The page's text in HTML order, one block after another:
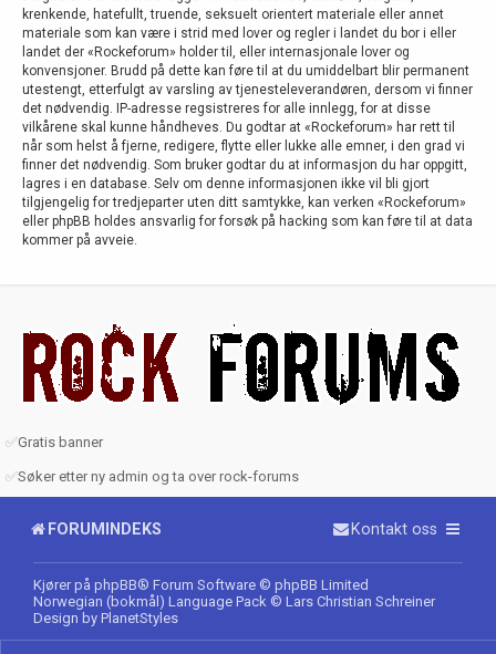
krenkende, hatefullt, truende, seksuelt orientert materiale eller annet
materiale som kan være i strid med lover og regler i landet du bor i eller
landet der «Rockeforum» holder til, eller internasjonale lover og
konvensjoner. Brudd på dette kan føre til at du umiddelbart blir permanent
utestengt, etterfulgt av varsling av tjenesteleverandøren, dersom vi finner
det nødvendig. IP-adresse regsistreres for alle innlegg, for at disse
vilkårene skal kunne håndheves. Du godtar at «Rockeforum» har rett til
når som helst å fjerne, redigere, flytte eller lukke alle emner, i den grad vi
finner det nødvendig. Som bruker godtar du at informasjon du har oppgitt,
lagres i en database. Selv om denne informasjonen ikke vil bli gjort
tilgjengelig for tredjeparter uten ditt samtykke, kan verken «Rockeforum»
eller phpBB holdes ansvarlig for forsøk på hacking som kan føre til at data
kommer på avveie.
✅Gratis banner
✅Søker etter ny admin og ta over rock-forums
FORUMINDEKS Kontakt oss
Kjører på phpBB® Forum Software © phpBB Limited
Norwegian (bokmål) Language Pack © Lars Christian Schreiner
Design by PlanetStyles